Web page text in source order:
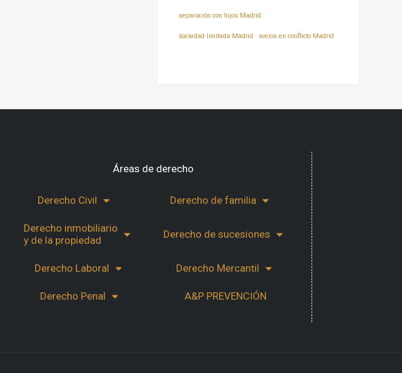
separación con hijos Madrid
sociedad limitada Madrid socios en conflicto Madrid
Áreas de derecho
Derecho Civil Derecho de familia
Derecho inmobiliario
y de la propiedad
Derecho de sucesiones
Derecho Laboral Derecho Mercantil
Derecho Penal A&P PREVENCIÓN